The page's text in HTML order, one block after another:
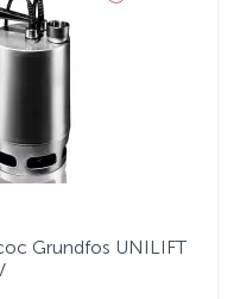
Grundfos UNILIFT